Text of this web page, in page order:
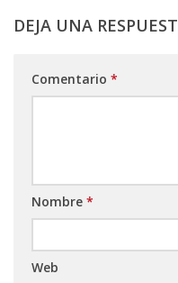
DEJA UNA
Comentario *
Nombre *
Web